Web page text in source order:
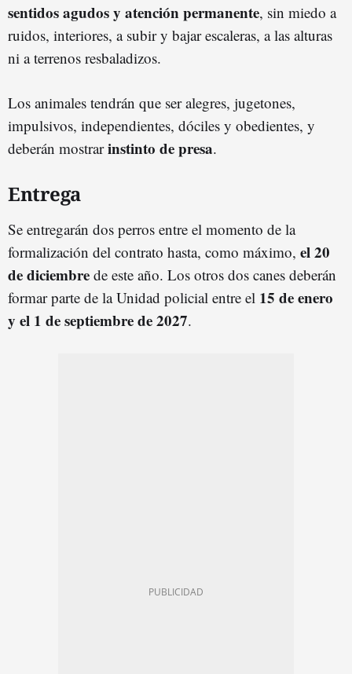
sentidos agudos y atención permanente, sin miedo a
ruidos, interiores, a subir y bajar escaleras, a las alturas
ni a terrenos resbaladizos.
Los animales tendrán que ser alegres, jugetones,
impulsivos, independientes, dóciles y obedientes, y
deberán mostrarinstinto de presa.
Entrega
Se entregarán dos perros entre el momento de la
formalización del contrato hasta, como máximo, el20
de diciembre de este año. Los otros dos canes deberán
formar parte de la Unidad policial entre el 15 de enero
y el 1 de septiembre de 2027.